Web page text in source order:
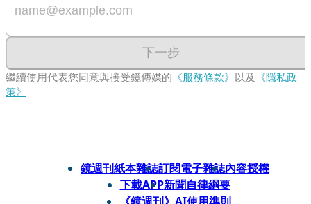
下一步
繼續使用代表您同意與接受鏡傳媒的 《服務條款》 以及 《隱私政
策》
鏡週刊紙本雜誌訂閱電子雜誌內容授權
下載APP新聞自律綱要